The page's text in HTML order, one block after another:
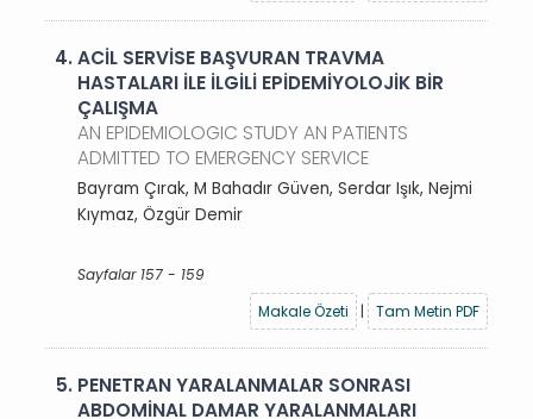
4.ACİL SERVİSE BAŞVURAN TRAVMA
HASTALARI İLE İLGİLİ EPİDEMİYOLOJİK BİR
ÇALIŞMA
AN EPIDEMIOLOGIC STUDY AN PATIENTS
ADMITTED TO EMERGENCY SERVICE
Bayram Çırak, M Bahadır Güven, Serdar Işık, Nejmi
Kıymaz, Özgür Demir
Sayfalar 157 - 159
Makale Özeti
| Tam Metin PDF
5. PENETRAN YARALANMALAR SONRASI
ABDOMİNAL DAMAR YARALANMALARI